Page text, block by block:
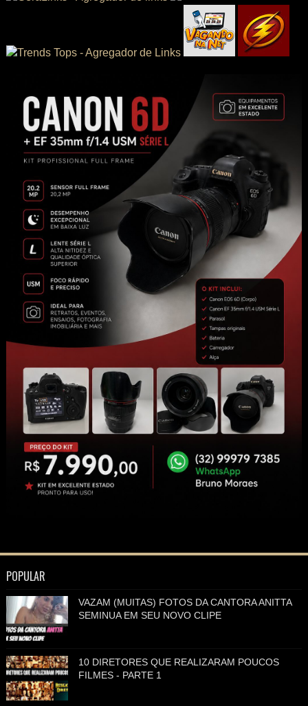
POPULAR
VAZAM (MUITAS) FOTOS DA CANTORA ANITTA
SEMINUA EM SEU NOVO CLIPE
10 DIRETORES QUE REALIZARAM POUCOS
FILMES - PARTE 1